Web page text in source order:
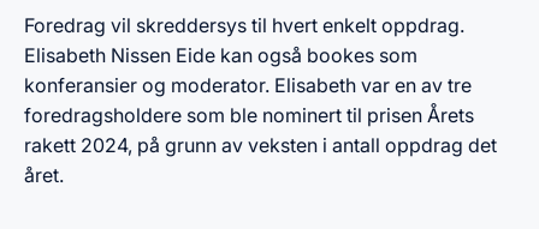
Foredrag vil skreddersys til hvert enkelt oppdrag.
Elisabeth Nissen Eide kan også bookes som
konferansier og moderator. Elisabeth var en av tre
foredragsholdere som ble nominert til prisen Årets
rakett 2024, på grunn av veksten i antall oppdrag det
året.